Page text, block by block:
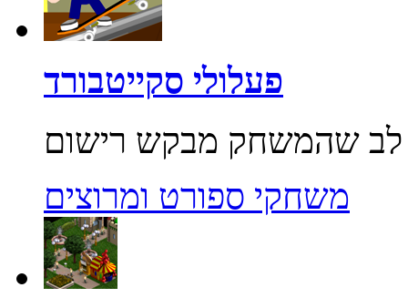
פעלולי סקייטבורד
משחקי ספורט ומרוצים